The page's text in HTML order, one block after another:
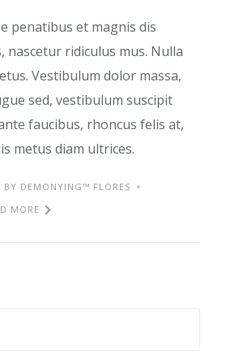
penatibus et magnis dis
ridiculus mus. Nulla
Vestibulum dolor massa,
sed, vestibulum suscipit
faucibus, rhoncus felis at,
metus diam ultrices.
BY DEMONYING™ FLORES
MORE